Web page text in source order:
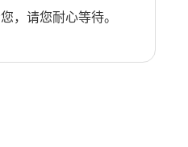
，请您耐心等待。